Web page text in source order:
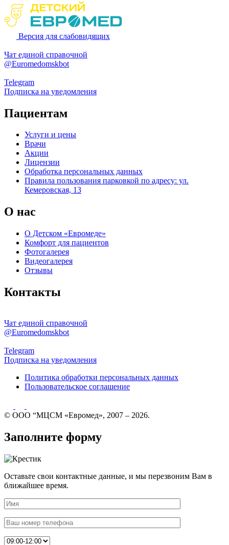
Версия для слабовидящих
Чат единой справочной
@Euromedomskbot
Telegram
Подписка на уведомления
Пациентам
Услуги и цены
Врачи
Акции
Лицензии
Обработка персональных данных
Правила пользования парковкой по адресу: ул.
Кемеровская, 13
О нас
О Детском «Евромеде»
Комфорт для пациентов
Фотогалерея
Видеогалерея
Отзывы
Контакты
Чат единой справочной
@Euromedomskbot
Telegram
Подписка на уведомления
Политика обработки персональных данных
Пользовательское соглашение
© ООО “МЦСМ «Евромед», 2007 – 2026.
Заполните форму
Оставьте свои контактные данные, и мы перезвоним Вам в
ближайшее время.